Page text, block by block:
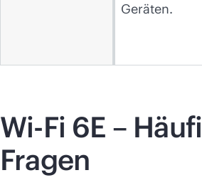
Geräten.
Wi-Fi 6E –
Fragen